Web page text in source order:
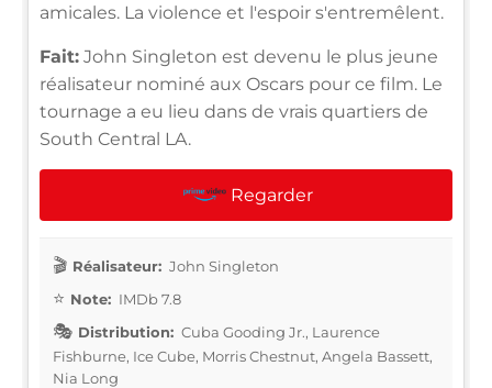
amicales. La violence et l'espoir s'entremêlent.
Fait: John Singleton est devenu le plus jeune
réalisateur nominé aux Oscars pour ce film. Le
tournage a eu lieu dans de vrais quartiers de
South Central LA.
Regarder
Réalisateur: John Singleton
Note: IMDb 7.8
Distribution: Cuba Gooding Jr., Laurence
Fishburne, Ice Cube, Morris Chestnut, Angela Bassett,
Nia Long